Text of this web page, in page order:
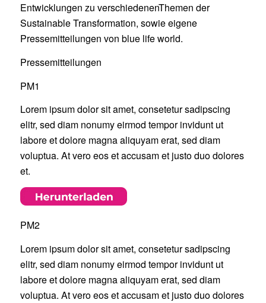
Entwicklungen zu verschiedenenThemen der
Sustainable Transformation, sowie eigene
Pressemitteilungen von blue life world.
Pressemitteilungen
PM1
Lorem ipsum dolor sit amet, consetetur sadipscing
elitr, sed diam nonumy eirmod tempor invidunt ut
labore et dolore magna aliquyam erat, sed diam
voluptua. At vero eos et accusam et justo duo dolores
et.
PM2
Lorem ipsum dolor sit amet, consetetur sadipscing
elitr, sed diam nonumy eirmod tempor invidunt ut
labore et dolore magna aliquyam erat, sed diam
voluptua. At vero eos et accusam et justo duo dolores